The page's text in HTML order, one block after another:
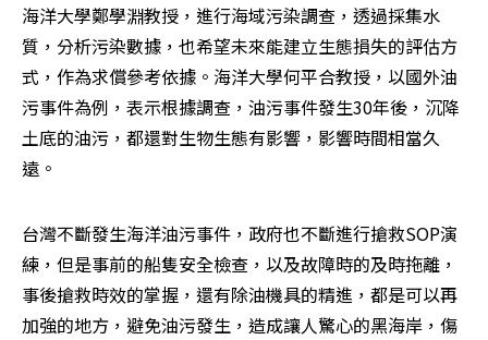
海洋大學鄭學淵教授，進行海域污染調查，透過採集水
質，分析污染數據，也希望未來能建立生態損失的評估方
式，作為求償參考依據。海洋大學何平合教授，以國外油
污事件為例，表示根據調查，油污事件發生30年後，沉降
土底的油污，都還對生物生態有影響，影響時間相當久
遠。
台灣不斷發生海洋油污事件，政府也不斷進行搶救SOP演
練，但是事前的船隻安全檢查，以及故障時的及時拖離，
事後搶救時效的掌握，還有除油機具的精進，都是可以再
加強的地方，避免油污發生，造成讓人驚心的黑海岸，傷